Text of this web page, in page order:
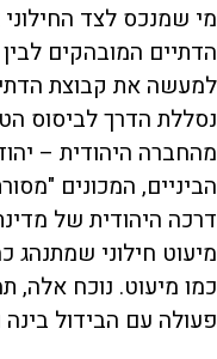
מי שמנכס לצד
הדתיים המובהקים
למעשה את קבוצת
נסללת הדרך לביסוס
מהחברה היהודית –
הביניים, המכונים
דרכה היהודית של
מיעוט חילוני שמתנהג
כמו מיעוט. נוכח אלה,
פעולה עם הבידול בינה